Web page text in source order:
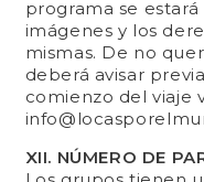
programa se
imágenes y los
mismas. De no
deberá avisar
comienzo del viaje
XII. NÚMERO DE